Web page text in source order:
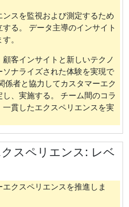
スを監視および測定するため
る。 データ主導のインサイト
。
客インサイトと新しいテクノ
ソナライズされた体験を実現で
係者と協力してカスタマーエク
、実施する。 チーム間のコラ
貫したエクスペリエンスを実
スペリエンス: レベ
クスペリエンスを推進しま